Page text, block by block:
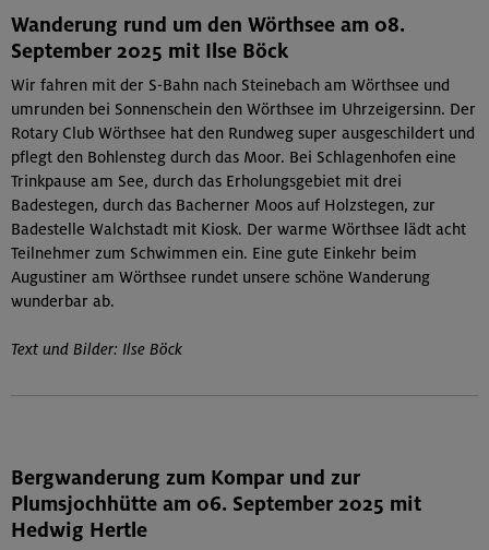
Wanderung rund um den Wörthsee am 08.
September 2025 mit Ilse Böck
Wir fahren mit der S-Bahn nach Steinebach am Wörthsee und
umrunden bei Sonnenschein den Wörthsee im Uhrzeigersinn. Der
Rotary Club Wörthsee hat den Rundweg super ausgeschildert und
pflegt den Bohlensteg durch das Moor. Bei Schlagenhofen eine
Trinkpause am See, durch das Erholungsgebiet mit drei
Badestegen, durch das Bacherner Moos auf Holzstegen, zur
Badestelle Walchstadt mit Kiosk. Der warme Wörthsee lädt acht
Teilnehmer zum Schwimmen ein. Eine gute Einkehr beim
Augustiner am Wörthsee rundet unsere schöne Wanderung
wunderbar ab.
Text und Bilder: Ilse Böck
Bergwanderung zum Kompar und zur
Plumsjochhütte am 06. September 2025 mit
Hedwig Hertle